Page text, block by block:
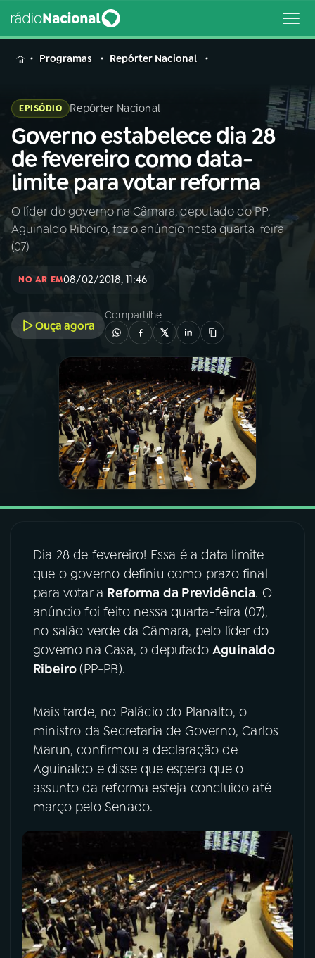
MENU
Buscar
na
Rádio
Nacional
Buscar
AO VIVO
PROGRAMAS
PODCASTS
VIDEOCASTS
08 FESTIVAL DE MÚSICA
ACOMPANHE A RÁDIO NACIONAL
YouTube Facebook
TikTok
Programas Repórter Nacional
EPISÓDIO Repórter Nacional
Governo estabelece dia 28
de fevereiro como data-
limite para votar reforma
O líder do governo na Câmara, deputado do PP,
Aguinaldo Ribeiro, fez o anúncio nesta quarta-feira
(07)
NO AR EM08/02/2018, 11:46
Ouça agora
Compartilhe
Dia 28 de fevereiro! Essa é a data limite
que o governo definiu como prazo final
para votar a Reforma da Previdência. O
anúncio foi feito nessa quarta-feira (07),
no salão verde da Câmara, pelo líder do
governo na Casa, o deputadoAguinaldo
Ribeiro(PP-PB).
Mais tarde, no Palácio do Planalto, o
ministro da Secretaria de Governo, Carlos
Marun, confirmou a declaração de
Aguinaldo e disse que espera que o
assunto da reforma esteja concluído até
março pelo Senado.